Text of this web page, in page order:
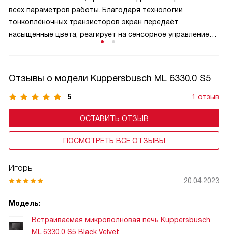
всех параметров работы. Благодаря технологии
тонкоплёночных транзисторов экран передаёт
насыщенные цвета, реагирует на сенсорное управление
делает управление интуитивным даже для новичков
и добавляет технике премиальный вид. В моделях
с автоматическими программами дисплей может
показывать подсказки, этапы приготовления.
Отзывы о модели Kuppersbusch ML 6330.0 S5
5 1 отзыв
ОСТАВИТЬ ОТЗЫВ
ПОСМОТРЕТЬ ВСЕ ОТЗЫВЫ
Игорь
20.04.2023
Модель:
Встраиваемая микроволновая печь Kuppersbusch
ML 6330.0 S5 Black Velvet